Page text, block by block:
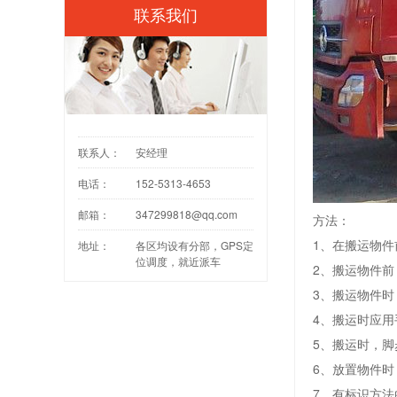
方法：
1、在搬运物
2、搬运物件
3、搬运物件
4、搬运时应
5、搬运时，
6、放置物件
7、有标识方
联系我们
联系人： 安经理
电话： 152-5313-4653
邮箱： 347299818@qq.com
地址：
各区均设有分部，GPS定
位调度，就近派车